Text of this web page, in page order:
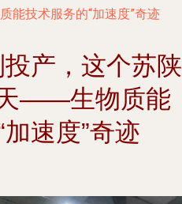
能技术服务的“加速度”奇迹
产，这个苏陕
——生物质能
速度”奇迹